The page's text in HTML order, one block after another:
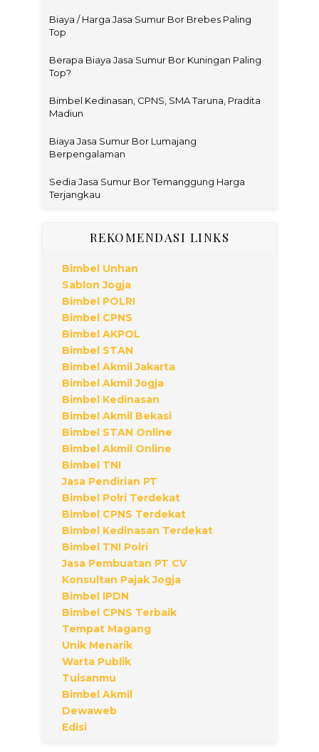
Biaya / Harga Jasa Sumur Bor Brebes Paling
Top
Berapa Biaya Jasa Sumur Bor Kuningan Paling
Top?
Bimbel Kedinasan, CPNS, SMA Taruna, Pradita
Madiun
Biaya Jasa Sumur Bor Lumajang
Berpengalaman
Sedia Jasa Sumur Bor Temanggung Harga
Terjangkau
REKOMENDASI LINKS
Bimbel Unhan
Sablon Jogja
Bimbel POLRI
Bimbel CPNS
Bimbel AKPOL
Bimbel STAN
Bimbel Akmil Jakarta
Bimbel Akmil Jogja
Bimbel Kedinasan
Bimbel Akmil Bekasi
Bimbel STAN Online
Bimbel Akmil Online
Bimbel TNI
Jasa Pendirian PT
Bimbel Polri Terdekat
Bimbel CPNS Terdekat
Bimbel Kedinasan Terdekat
Bimbel TNI Polri
Jasa Pembuatan PT CV
Konsultan Pajak Jogja
Bimbel IPDN
Bimbel CPNS Terbaik
Tempat Magang
Unik Menarik
Warta Publik
Tuisanmu
Bimbel Akmil
Dewaweb
Edisi